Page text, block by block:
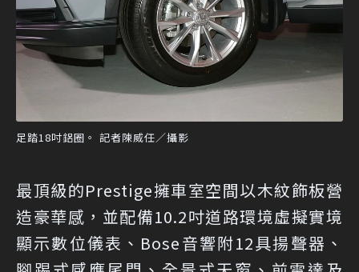
足踏18吋鋁圈。 記者陳威任／攝影
最頂級的Prestige擁車室空間以木紋飾板營
造豪華感，並配備10.2吋道路環境虛擬實境
顯示數位儀表、Bose音響附12具揚聲器、